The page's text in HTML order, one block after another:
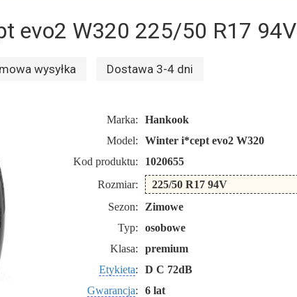
evo2 W320 225/50 R17 94V
wysyłka Dostawa 3-4 dni
Marka:
Hankook
Model:
Winter i*cept evo2 W320
Kod produktu:
1020655
Rozmiar:
Sezon:
Zimowe
Typ:
osobowe
Klasa:
premium
Etykieta:
D C 72dB
Gwarancja:
6 lat